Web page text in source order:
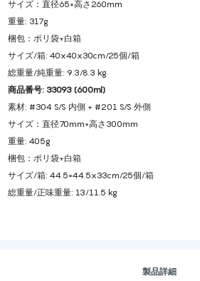
サイズ：直径65×高さ260mm
重量: 317g
梱包：ポリ袋+白箱
サイズ/箱: 40x40x30cm/25個/箱
総重量/純重量: 9.3/8.3 kg
商品番号: 33093 (600ml)
素材: #304 S/S 内側 + #201 S/S 外側
サイズ：直径70mm×高さ300mm
重量: 405g
梱包：ポリ袋+白箱
サイズ/箱: 44.5×44.5x33cm/25個/箱
総重量/正味重量: 13/11.5 kg
製品詳細